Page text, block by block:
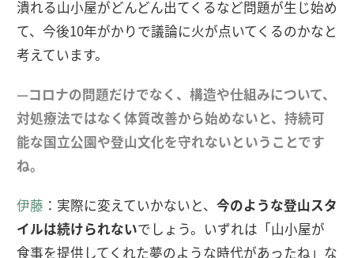
潰れる山小屋がどんどん出てくるなど問題が生じ始め
て、今後10年がかりで議論に火が点いてくるのかなと
考えています。
—コロナの問題だけでなく、構造や仕組みについて、
対処療法ではなく体質改善から始めないと、持続可
能な国立公園や登山文化を守れないということです
ね。
伊藤 ：実際に変えていかないと、 今のような登山スタ
イルは続けられないでしょう。いずれは「山小屋が
食事を提供してくれた夢のような時代があったね」な